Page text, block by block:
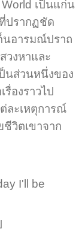
เป็นแก่น
ปรากฏชัด
นอารมณ์ปราถ
วงหาและ
นส่วนหนึ่งของ
องราวไป
ละเหตุการณ์
วิตเขาจาก
I'll be